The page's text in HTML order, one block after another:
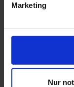
Marketing
Nur
Brunnenfrauen die
jeher ein echtes
besonderen
viel Licht sowie